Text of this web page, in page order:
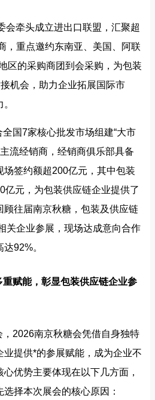
会牵头成立进出口联盟，汇聚超
，重点邀约东南亚、美国、阿联
区的采购商团到会采购，为包装
机会，助力企业拓展国际市
国7家核心批发市场组建“大市
流经销商，经销商俱乐部具备
签约额超200亿元，其中包装
亿元，为包装供应链企业提供了
顾往届南京秋糖，包装及供应链
关企业参展，现场达成意向合作
92%。
重赋能，彰显包装供应链企业参
2026南京秋糖会凭借自身独特
业提供*的参展赋能，成为企业不
优势主要体现在以下几方面，
择本次展会的核心原因：